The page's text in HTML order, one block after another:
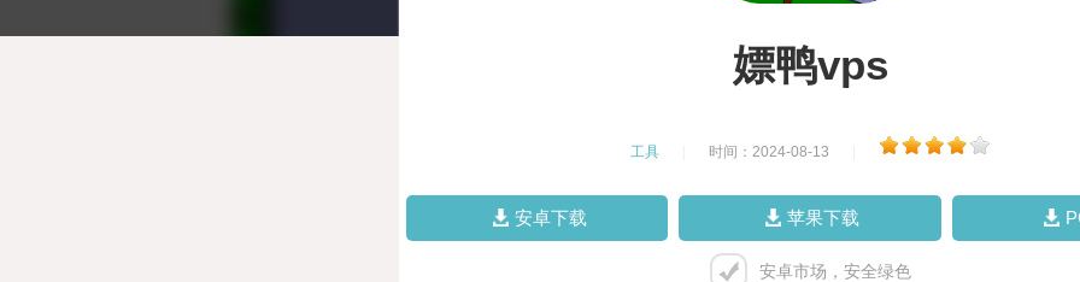
嫖鸭vps
工具 时间：2024-08-13
安卓下载 苹果下载
安卓市场，安全绿色